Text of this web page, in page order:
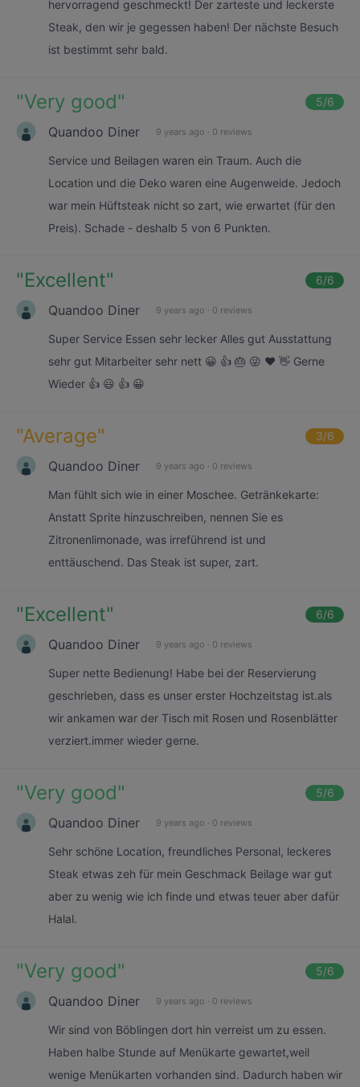
hervorragend geschmeckt! Der zarteste und leckerste
Steak, den wir je gegessen haben! Der nächste Besuch
ist bestimmt sehr bald.
"Very good" 5/6
Quandoo Diner 9 years ago · 0 reviews
Service und Beilagen waren ein Traum. Auch die
Location und die Deko waren eine Augenweide. Jedoch
war mein Hüftsteak nicht so zart, wie erwartet (für den
Preis). Schade - deshalb 5 von 6 Punkten.
"Excellent" 6/6
Quandoo Diner 9 years ago · 0 reviews
Super Service Essen sehr lecker Alles gut Ausstattung
sehr gut Mitarbeiter sehr nett 😀 👍 🎂 😜 ❤️ 👋 Gerne
Wieder 👍 😃 👍 😀
"Average" 3/6
Quandoo Diner 9 years ago · 0 reviews
Man fühlt sich wie in einer Moschee. Getränkekarte:
Anstatt Sprite hinzuschreiben, nennen Sie es
Zitronenlimonade, was irreführend ist und
enttäuschend. Das Steak ist super, zart.
"Excellent" 6/6
Quandoo Diner 9 years ago · 0 reviews
Super nette Bedienung! Habe bei der Reservierung
geschrieben, dass es unser erster Hochzeitstag ist.als
wir ankamen war der Tisch mit Rosen und Rosenblätter
verziert.immer wieder gerne.
"Very good" 5/6
Quandoo Diner 9 years ago · 0 reviews
Sehr schöne Location, freundliches Personal, leckeres
Steak etwas zeh für mein Geschmack Beilage war gut
aber zu wenig wie ich finde und etwas teuer aber dafür
Halal.
"Very good" 5/6
Quandoo Diner 9 years ago · 0 reviews
Wir sind von Böblingen dort hin verreist um zu essen.
Haben halbe Stunde auf Menükarte gewartet,weil
wenige Menükarten vorhanden sind. Dadurch haben wir